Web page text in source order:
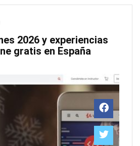
2026 y experiencias
gratis en España